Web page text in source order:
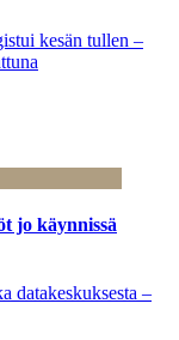
kesän tullen –
jo käynnissä
datakeskuksesta –